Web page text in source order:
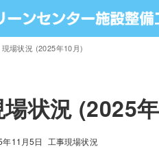
現場状況 (2025年10月)
状況 (2025
年11月5日 工事現場状況